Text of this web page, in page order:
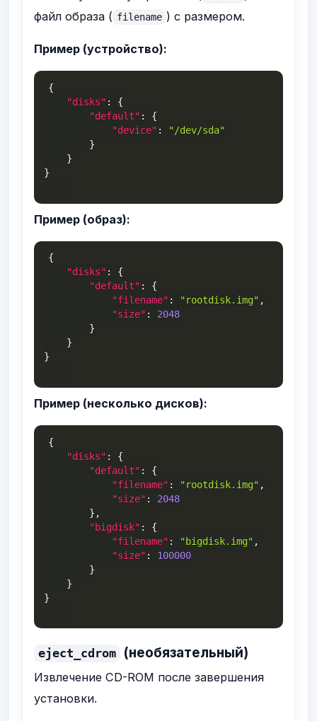
файл образа ( filename ) с размером.
Пример (устройство):
{
"disks" :
{
"default" :
{
"device" :
"/dev/sda"
}
}
}
Пример (образ):
{
"disks" :
{
"default" :
{
"filename" : "rootdisk.img" ,
"size" :
2048
}
}
}
Пример (несколько дисков):
{
"disks" :
{
"default" :
{
"filename" : "rootdisk.img" ,
"size" :
2048
} ,
"bigdisk" :
{
"filename" : "bigdisk.img" ,
"size" :
100000
}
}
}
eject_cdrom (необязательный)
Извлечение CD-ROM после завершения
установки.